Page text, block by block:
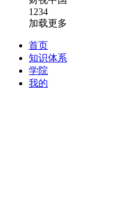
1234
加载更多
首页
知识体系
学院
我的